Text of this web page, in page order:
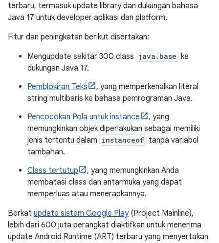
terbaru, termasuk update library dan dukungan bahasa
Java 17 untuk developer aplikasi dan platform.
Fitur dan peningkatan berikut disertakan:
Mengupdate sekitar 300 class java.base ke
dukungan Java 17.
Pemblokiran Teks
, yang memperkenalkan literal
string multibaris ke bahasa pemrograman Java.
Pencocokan Pola untuk instance
, yang
memungkinkan objek diperlakukan sebagai memiliki
jenis tertentu dalam instanceof tanpa variabel
tambahan.
Class tertutup
, yang memungkinkan Anda
membatasi class dan antarmuka yang dapat
memperluas atau menerapkannya.
Berkat update sistem Google Play(Project Mainline),
lebih dari 600 juta perangkat diaktifkan untuk menerima
update Android Runtime (ART) terbaru yang menyertakan